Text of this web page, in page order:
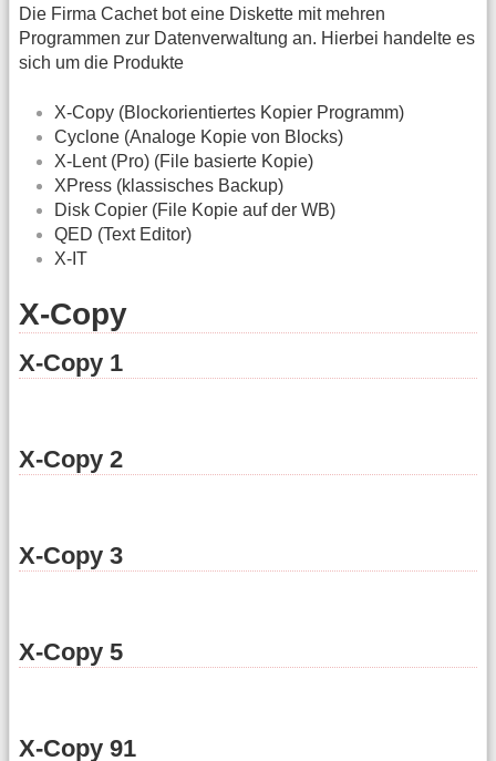
Die Firma Cachet bot eine Diskette mit mehren
Programmen zur Datenverwaltung an. Hierbei handelte es
sich um die Produkte
X-Copy (Blockorientiertes Kopier Programm)
Cyclone (Analoge Kopie von Blocks)
X-Lent (Pro) (File basierte Kopie)
XPress (klassisches Backup)
Disk Copier (File Kopie auf der WB)
QED (Text Editor)
X-IT
X-Copy
X-Copy 1
X-Copy 2
X-Copy 3
X-Copy 5
X-Copy 91